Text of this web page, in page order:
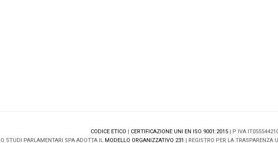
CODICE ETICO | CERTIFICAZIONE UNI EN ISO 9001:2015| P IVA
STUDI PARLAMENTARI SPA ADOTTA IL MODELLO ORGANIZZATIVO 231 | REGISTRO PER LA TRASPARENZA